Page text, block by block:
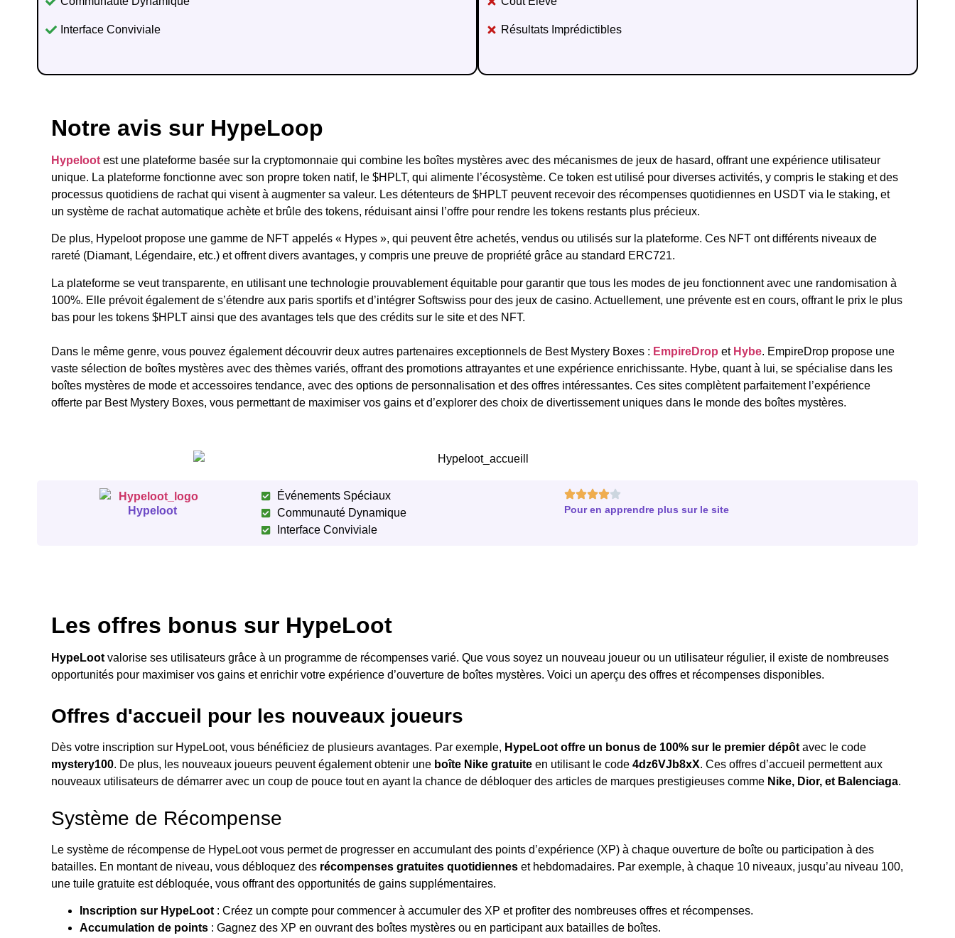
Interface Conviviale Résultats Imprédictibles
Notre avis sur HypeLoop
Hypeloot est une plateforme basée sur la cryptomonnaie qui combine les boîtes mystères avec des mécanismes de jeux de hasard, offrant une expérience utilisateur
unique. La plateforme fonctionne avec son propre token natif, le $HPLT, qui alimente l’écosystème. Ce token est utilisé pour diverses activités, y compris le staking et des
processus quotidiens de rachat qui visent à augmenter sa valeur. Les détenteurs de $HPLT peuvent recevoir des récompenses quotidiennes en USDT via le staking, et
un système de rachat automatique achète et brûle des tokens, réduisant ainsi l’offre pour rendre les tokens restants plus précieux.
De plus, Hypeloot propose une gamme de NFT appelés « Hypes », qui peuvent être achetés, vendus ou utilisés sur la plateforme. Ces NFT ont différents niveaux de
rareté (Diamant, Légendaire, etc.) et offrent divers avantages, y compris une preuve de propriété grâce au standard ERC721.
La plateforme se veut transparente, en utilisant une technologie prouvablement équitable pour garantir que tous les modes de jeu fonctionnent avec une randomisation à
100%. Elle prévoit également de s’étendre aux paris sportifs et d’intégrer Softswiss pour des jeux de casino. Actuellement, une prévente est en cours, offrant le prix le plus
bas pour les tokens $HPLT ainsi que des avantages tels que des crédits sur le site et des NFT.
Dans le même genre, vous pouvez également découvrir deux autres partenaires exceptionnels de Best Mystery Boxes : EmpireDrop et Hybe. EmpireDrop propose une
vaste sélection de boîtes mystères avec des thèmes variés, offrant des promotions attrayantes et une expérience enrichissante. Hybe, quant à lui, se spécialise dans les
boîtes mystères de mode et accessoires tendance, avec des options de personnalisation et des offres intéressantes. Ces sites complètent parfaitement l’expérience
offerte par Best Mystery Boxes, vous permettant de maximiser vos gains et d’explorer des choix de divertissement uniques dans le monde des boîtes mystères.
Hypeloot
Événements Spéciaux
Communauté Dynamique
Interface Conviviale
Pour en apprendre plus sur le site
Les offres bonus sur HypeLoot
HypeLoot valorise ses utilisateurs grâce à un programme de récompenses varié. Que vous soyez un nouveau joueur ou un utilisateur régulier, il existe de nombreuses
opportunités pour maximiser vos gains et enrichir votre expérience d’ouverture de boîtes mystères. Voici un aperçu des offres et récompenses disponibles.
Offres d'accueil pour les nouveaux joueurs
Dès votre inscription sur HypeLoot, vous bénéficiez de plusieurs avantages. Par exemple, HypeLoot offre un bonus de 100% sur le premier dépôt avec le code
mystery100. De plus, les nouveaux joueurs peuvent également obtenir une boîte Nike gratuite en utilisant le code 4dz6VJb8xX. Ces offres d’accueil permettent aux
nouveaux utilisateurs de démarrer avec un coup de pouce tout en ayant la chance de débloquer des articles de marques prestigieuses comme Nike, Dior, et Balenciaga.
Système de Récompense
Le système de récompense de HypeLoot vous permet de progresser en accumulant des points d’expérience (XP) à chaque ouverture de boîte ou participation à des
batailles. En montant de niveau, vous débloquez des récompenses gratuites quotidiennes et hebdomadaires. Par exemple, à chaque 10 niveaux, jusqu’au niveau 100,
une tuile gratuite est débloquée, vous offrant des opportunités de gains supplémentaires.
Inscription sur HypeLoot : Créez un compte pour commencer à accumuler des XP et profiter des nombreuses offres et récompenses.
Accumulation de points : Gagnez des XP en ouvrant des boîtes mystères ou en participant aux batailles de boîtes.